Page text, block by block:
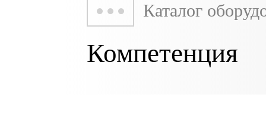
Каталог
Компетенция